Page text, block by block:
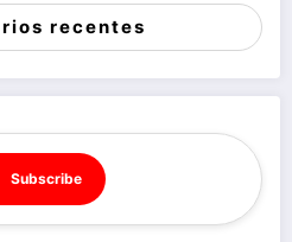
recentes
Subscribe